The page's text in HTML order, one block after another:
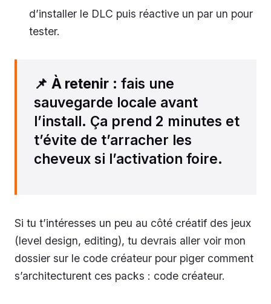
d’installer le DLC puis réactive un par un pour
tester.
📌 À retenir : fais une
sauvegarde locale avant
l’install. Ça prend 2 minutes et
t’évite de t’arracher les
cheveux si l’activation foire.
Si tu t’intéresses un peu au côté créatif des jeux
(level design, editing), tu devrais aller voir mon
dossier sur le code créateur pour piger comment
s’architecturent ces packs : code créateur.